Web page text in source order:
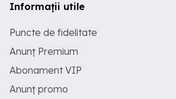
Informații utile
Puncte de fidelitate
Anunț Premium
Abonament VIP
Anunț promo